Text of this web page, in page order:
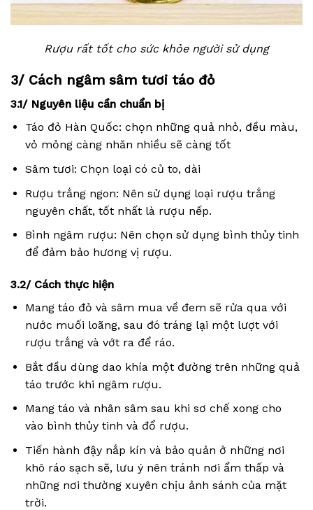
Rượu rất tốt cho sức khỏe người sử dụng
3/ Cách ngâm sâm tươi táo đỏ
3.1/ Nguyên liệu cần chuẩn bị
Táo đỏ Hàn Quốc: chọn những quả nhỏ, đều màu,
vỏ mỏng càng nhăn nhiều sẽ càng tốt
Sâm tươi: Chọn loại có củ to, dài
Rượu trắng ngon: Nên sử dụng loại rượu trắng
nguyên chất, tốt nhất là rượu nếp.
Bình ngâm rượu: Nên chọn sử dụng bình thủy tinh
để đảm bảo hương vị rượu.
3.2/ Cách thực hiện
Mang táo đỏ và sâm mua về đem sẽ rửa qua với
nước muối loãng, sau đó tráng lại một lượt với
rượu trắng và vớt ra để ráo.
Bắt đầu dùng dao khía một đường trên những quả
táo trước khi ngâm rượu.
Mang táo và nhân sâm sau khi sơ chế xong cho
vào bình thủy tinh và đổ rượu.
Tiến hành đậy nắp kín và bảo quản ở những nơi
khô ráo sạch sẽ, lưu ý nên tránh nơi ẩm thấp và
những nơi thường xuyên chịu ảnh sánh của mặt
trời.